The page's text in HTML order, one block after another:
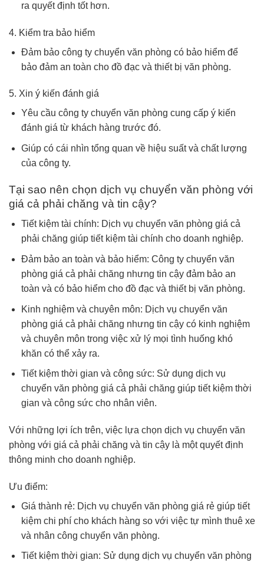
ra quyết định tốt hơn.
4. Kiểm tra bảo hiểm
Đảm bảo công ty chuyển văn phòng có bảo hiểm để
bảo đảm an toàn cho đồ đạc và thiết bị văn phòng.
5. Xin ý kiến đánh giá
Yêu cầu công ty chuyển văn phòng cung cấp ý kiến
đánh giá từ khách hàng trước đó.
Giúp có cái nhìn tổng quan về hiệu suất và chất lượng
của công ty.
Tại sao nên chọn dịch vụ chuyển văn phòng với
giá cả phải chăng và tin cậy?
Tiết kiệm tài chính: Dịch vụ chuyển văn phòng giá cả
phải chăng giúp tiết kiệm tài chính cho doanh nghiệp.
Đảm bảo an toàn và bảo hiểm: Công ty chuyển văn
phòng giá cả phải chăng nhưng tin cậy đảm bảo an
toàn và có bảo hiểm cho đồ đạc và thiết bị văn phòng.
Kinh nghiệm và chuyên môn: Dịch vụ chuyển văn
phòng giá cả phải chăng nhưng tin cậy có kinh nghiệm
và chuyên môn trong việc xử lý mọi tình huống khó
khăn có thể xảy ra.
Tiết kiệm thời gian và công sức: Sử dụng dịch vụ
chuyển văn phòng giá cả phải chăng giúp tiết kiệm thời
gian và công sức cho nhân viên.
Với những lợi ích trên, việc lựa chọn dịch vụ chuyển văn
phòng với giá cả phải chăng và tin cậy là một quyết định
thông minh cho doanh nghiệp.
Ưu điểm:
Giá thành rẻ: Dịch vụ chuyển văn phòng giá rẻ giúp tiết
kiệm chi phí cho khách hàng so với việc tự mình thuê xe
và nhân công chuyển văn phòng.
Tiết kiệm thời gian: Sử dụng dịch vụ chuyển văn phòng